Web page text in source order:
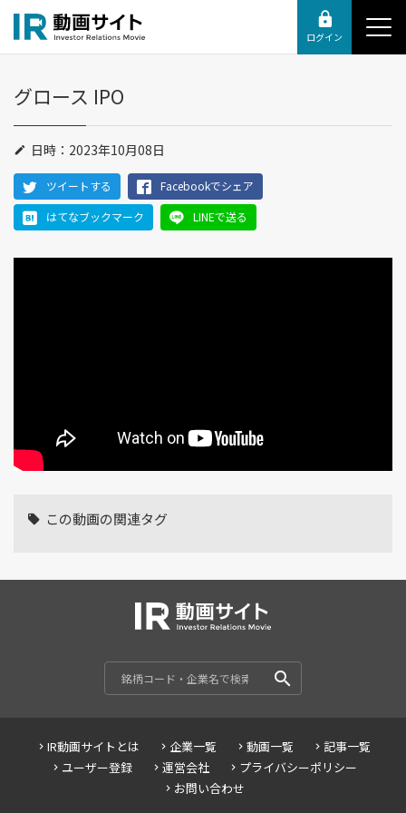
ログイン
グロース IPO
日時：2023年10月08日
ツイートする Facebookでシェア
はてなブックマーク LINEで送る
この動画の関連タグ
IR動画サイトとは 企業一覧 動画一覧
記事一覧
ユーザー登録
運営会社
プライバシーポリシー
お問い合わせ